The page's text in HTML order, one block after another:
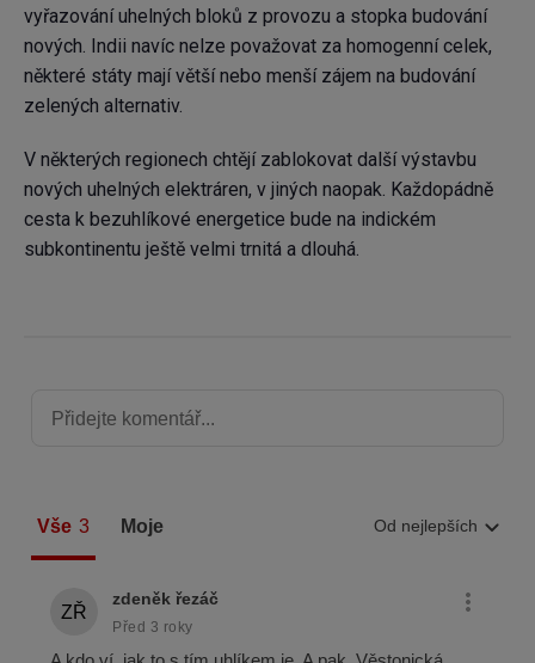
vyřazování uhelných bloků z provozu a stopka budování
nových. Indii navíc nelze považovat za homogenní celek,
některé státy mají větší nebo menší zájem na budování
zelených alternativ.
V některých regionech chtějí zablokovat další výstavbu
nových uhelných elektráren, v jiných naopak. Každopádně
cesta k bezuhlíkové energetice bude na indickém
subkontinentu ještě velmi trnitá a dlouhá.